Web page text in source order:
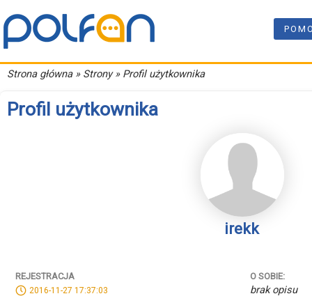
Strona główna» Strony » Profil użytkownika
Profil użytkownika
irekk
REJESTRACJA
2016-11-27 17:37:03
O SOBIE:
brak opisu